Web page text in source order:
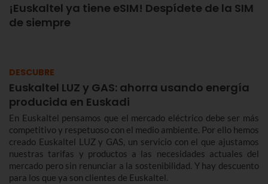
¡Euskaltel ya tiene eSIM! Despídete de la SIM
de siempre
DESCUBRE
Euskaltel LUZ y GAS: ahorra usando energía
producida en Euskadi
En Euskaltel pensamos que el mercado eléctrico debe ser más
competitivo y respetuoso con el medio ambiente. Por ello hemos
creado Euskaltel LUZ y GAS, un servicio con el que ajustamos
nuestras tarifas y productos a las necesidades actuales del
mercado pero sin renunciar a la sostenibilidad. Y hay descuento
para los que ya son clientes de Euskaltel.